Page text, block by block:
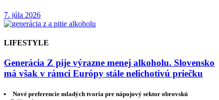
7. júla 2026
LIFESTYLE
Generácia Z pije výrazne menej alkoholu. Slovensko
má však v rámci Európy stále nelichotivú priečku
Nové preferencie mladých tvoria pre nápojový sektor obrovskú